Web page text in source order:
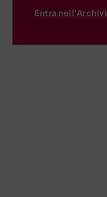
Entra